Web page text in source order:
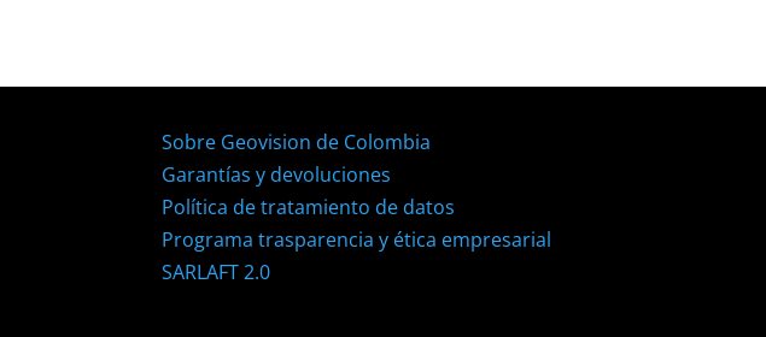
Sobre Geovision de Colombia
Garantías y devoluciones
Política de tratamiento de datos
Programa trasparencia y ética empresarial
SARLAFT 2.0